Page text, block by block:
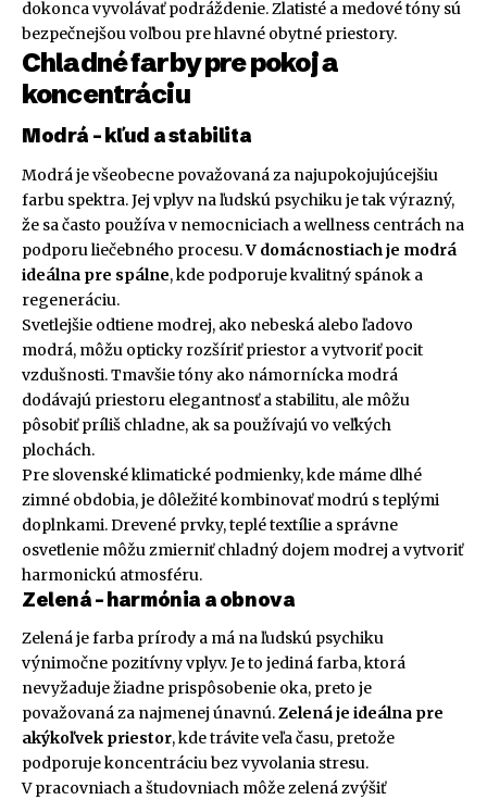
dokonca vyvolávať podráždenie. Zlatisté a medové tóny sú
bezpečnejšou voľbou pre hlavné obytné priestory.
Chladné farby pre pokoj a
koncentráciu
Modrá – kľud a stabilita
Modrá je všeobecne považovaná za najupokojujúcejšiu
farbu spektra. Jej vplyv na ľudskú psychiku je tak výrazný,
že sa často používa v nemocniciach a wellness centrách na
podporu liečebného procesu.V domácnostiach je modrá
ideálna pre spálne, kde podporuje kvalitný spánok a
regeneráciu.
Svetlejšie odtiene modrej, ako nebeská alebo ľadovo
modrá, môžu opticky rozšíriť priestor a vytvoriť pocit
vzdušnosti. Tmavšie tóny ako námornícka modrá
dodávajú priestoru elegantnosť a stabilitu, ale môžu
pôsobiť príliš chladne, ak sa používajú vo veľkých
plochách.
Pre slovenské klimatické podmienky, kde máme dlhé
zimné obdobia, je dôležité kombinovať modrú s teplými
doplnkami. Drevené prvky, teplé textílie a správne
osvetlenie môžu zmierniť chladný dojem modrej a vytvoriť
harmonickú atmosféru.
Zelená – harmónia a obnova
Zelená je farba prírody a má na ľudskú psychiku
výnimočne pozitívny vplyv. Je to jediná farba, ktorá
nevyžaduje žiadne prispôsobenie oka, preto je
považovaná za najmenej únavnú.Zelená je ideálna pre
akýkoľvek priestor, kde trávite veľa času, pretože
podporuje koncentráciu bez vyvolania stresu.
V pracovniach a študovniach môže zelená zvýšiť